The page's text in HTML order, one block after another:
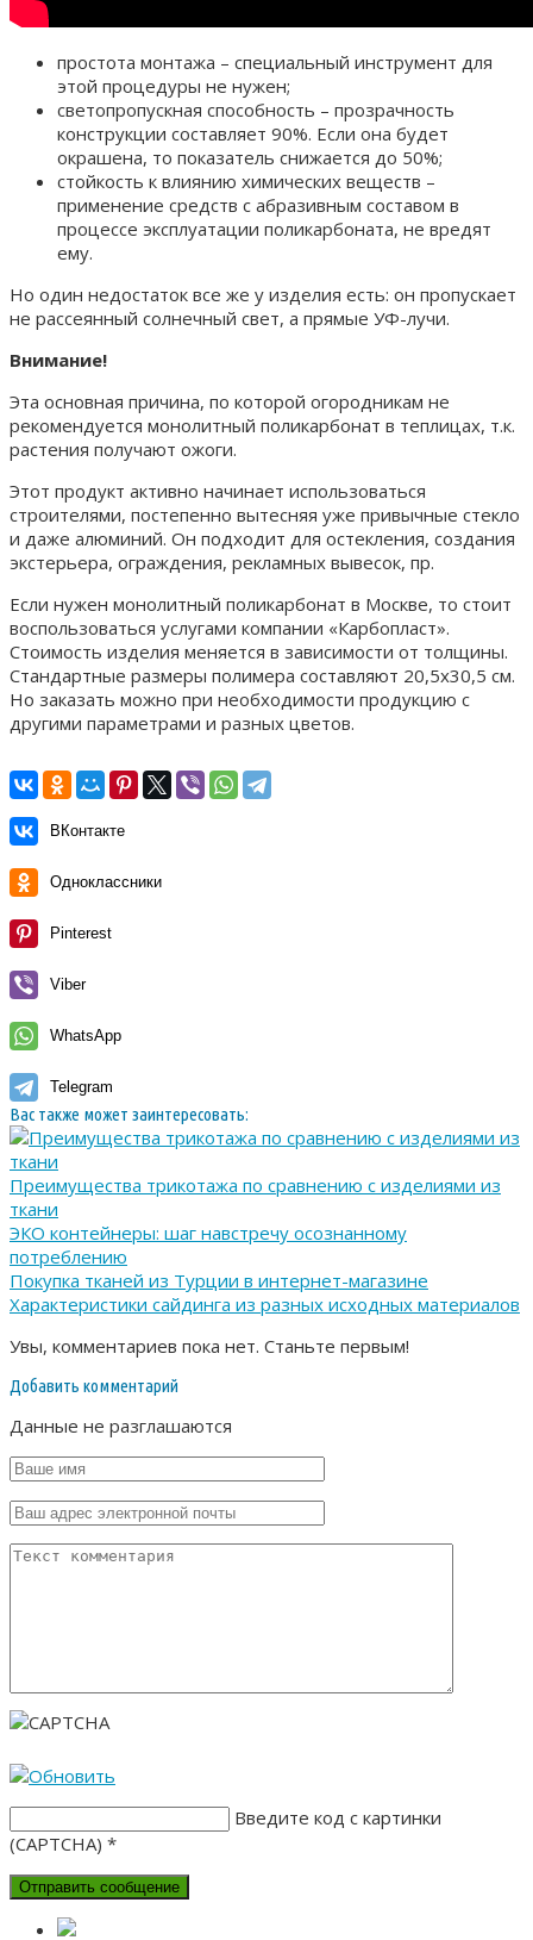
простота монтажа – специальный инструмент для
этой процедуры не нужен;
светопропускная способность – прозрачность
конструкции составляет 90%. Если она будет
окрашена, то показатель снижается до 50%;
стойкость к влиянию химических веществ –
применение средств с абразивным составом в
процессе эксплуатации поликарбоната, не вредят
ему.
Но один недостаток все же у изделия есть: он пропускает
не рассеянный солнечный свет, а прямые УФ-лучи.
Внимание!
Эта основная причина, по которой огородникам не
рекомендуется монолитный поликарбонат в теплицах, т.к.
растения получают ожоги.
Этот продукт активно начинает использоваться
строителями, постепенно вытесняя уже привычные стекло
и даже алюминий. Он подходит для остекления, создания
экстерьера, ограждения, рекламных вывесок, пр.
Если нужен монолитный поликарбонат в Москве, то стоит
воспользоваться услугами компании «Карбопласт».
Стоимость изделия меняется в зависимости от толщины.
Стандартные размеры полимера составляют 20,5х30,5 см.
Но заказать можно при необходимости продукцию с
другими параметрами и разных цветов.
ВКонтакте
Одноклассники
Pinterest
Viber
WhatsApp
Telegram
Вас также может заинтересовать:
Преимущества трикотажа по сравнению с изделиями из
ткани
ЭКО контейнеры: шаг навстречу осознанному
потреблению
Покупка тканей из Турции в интернет-магазине
Характеристики сайдинга из разных исходных материалов
Увы, комментариев пока нет. Станьте первым!
Добавить комментарий
Данные не разглашаются
Введите код с картинки
(CAPTCHA) *